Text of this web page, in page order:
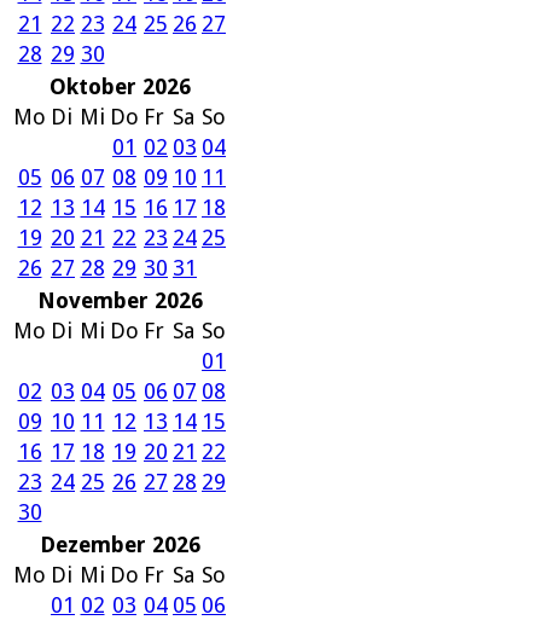
21 22 23 24 25 26 27
28 29 30
Oktober 2026
Mo Di Mi Do Fr Sa So
01 02 03 04
05 06 07 08 09 10 11
12 13 14 15 16 17 18
19 20 21 22 23 24 25
26 27 28 29 30 31
November 2026
Mo Di Mi Do Fr Sa So
01
02 03 04 05 06 07 08
09 10 11 12 13 14 15
16 17 18 19 20 21 22
23 24 25 26 27 28 29
30
Dezember 2026
Mo Di Mi Do Fr Sa So
01 02 03 04 05 06